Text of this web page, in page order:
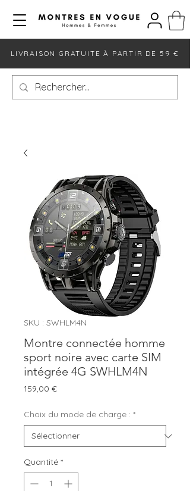
LIVRAISON GRATUITE À PARTIR DE 59 €
SKU : SWHLM4N
Montre connectée homme
sport noire avec carte SIM
intégrée 4G SWHLM4N
159,00 €Prix
Choix du mode de charge : *
Quantité *